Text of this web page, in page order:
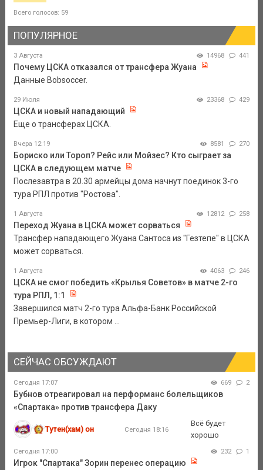
Всего голосов: 59
ПОПУЛЯРНОЕ
3 Августа 14968 441
Почему ЦСКА отказался от трансфера Жуана
Данные Bobsoccer.
29 Июля 23368 429
ЦСКА и новый нападающий
Еще о трансферах ЦСКА.
Вчера 12:19 8581 270
Бориско или Тороп? Рейс или Мойзес? Кто сыграет за
ЦСКА в следующем матче
Послезавтра в 20.30 армейцы дома начнут поединок 3-го
тура РПЛ против "Ростова".
1 Августа 12812 258
Переход Жуана в ЦСКА может сорваться
Трансфер нападающего Жуана Сантоса из "Гезтепе" в ЦСКА
может сорваться.
1 Августа 4063 246
ЦСКА не смог победить «Крылья Советов» в матче 2-го
тура РПЛ, 1:1
Завершился матч 2-го тура Альфа-Банк Российской
Премьер-Лиги, в котором ...
СЕЙЧАС ОБСУЖДАЮТ
Сегодня 17:07 669 2
Бубнов отреагировал на перформанс болельщиков
«Спартака» против трансфера Даку
Тутен(хам) он Сегодня 18:16
Всё будет
хорошо
Сегодня 17:00 232 1
Игрок "Спартака" Зорин перенес операцию